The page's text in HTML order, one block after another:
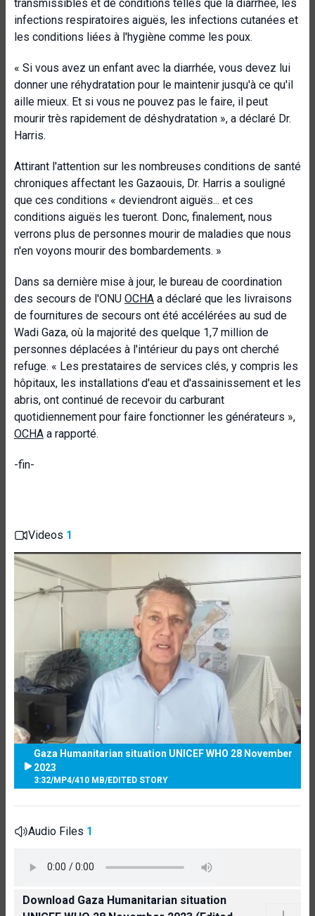
transmissibles et de conditions telles que la diarrhée, les
infections respiratoires aiguës, les infections cutanées et
les conditions liées à l'hygiène comme les poux.
« Si vous avez un enfant avec la diarrhée, vous devez lui
donner une réhydratation pour le maintenir jusqu'à ce qu'il
aille mieux. Et si vous ne pouvez pas le faire, il peut
mourir très rapidement de déshydratation », a déclaré Dr.
Harris.
Attirant l'attention sur les nombreuses conditions de santé
chroniques affectant les Gazaouis, Dr. Harris a souligné
que ces conditions « deviendront aiguës... et ces
conditions aiguës les tueront. Donc, finalement, nous
verrons plus de personnes mourir de maladies que nous
n'en voyons mourir des bombardements. »
Dans sa dernière mise à jour, le bureau de coordination
des secours de l'ONU OCHA a déclaré que les livraisons
de fournitures de secours ont été accélérées au sud de
Wadi Gaza, où la majorité des quelque 1,7 million de
personnes déplacées à l'intérieur du pays ont cherché
refuge. « Les prestataires de services clés, y compris les
hôpitaux, les installations d'eau et d'assainissement et les
abris, ont continué de recevoir du carburant
quotidiennement pour faire fonctionner les générateurs »,
OCHA a rapporté.
-fin-
Videos 1
Gaza Humanitarian situation UNICEF WHO 28 November
2023
3:32/MP4/410 MB/EDITED STORY
Audio Files 1
Download Gaza Humanitarian situation